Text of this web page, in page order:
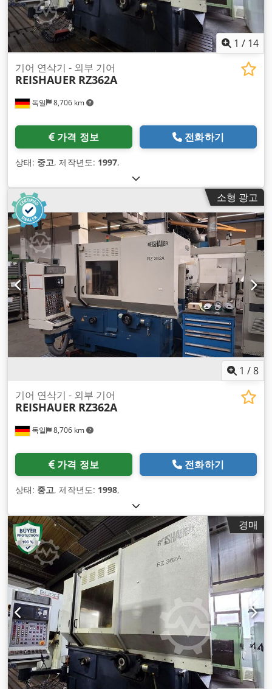
1 / 14
독일 8,706 km
기어 연삭기 - 외부 기어
REISHAUER RZ362A
가격 정보 전화하기
상태: 중고, 제작년도: 1997,
소형 광고
1 /8
독일 8,706 km
기어 연삭기 - 외부 기어
REISHAUER RZ362A
가격 정보 전화하기
상태: 중고, 제작년도: 1998,
경매